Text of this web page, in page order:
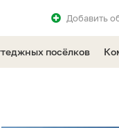
Добавить
посёлков